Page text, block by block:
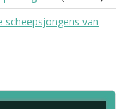
scheepsjongens van